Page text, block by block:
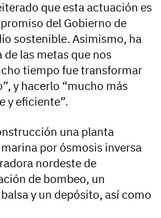
que esta actuación es
del Gobierno de
sostenible. Asimismo, ha
de las metas que nos
tiempo fue transformar
y hacerlo “mucho más
y eficiente”.
una planta
por ósmosis inversa
nordeste de
de bombeo, un
y un depósito, así como